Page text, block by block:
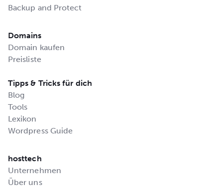
Backup and Protect
Domains
Domain kaufen
Preisliste
Tipps & Tricks für dich
Blog
Tools
Lexikon
Wordpress Guide
hosttech
Unternehmen
Über uns